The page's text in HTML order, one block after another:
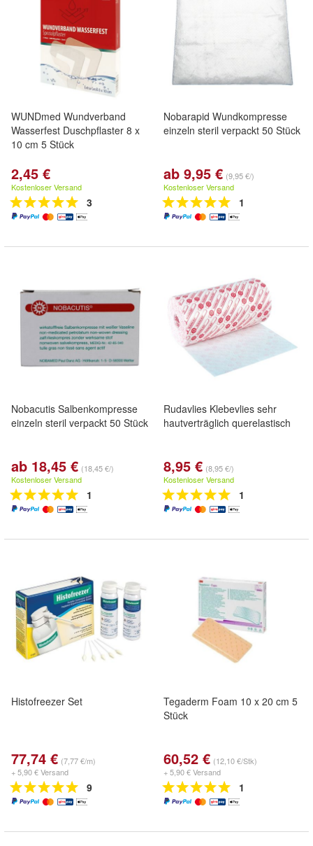
WUNDmed Wundverband
Wasserfest Duschpflaster 8 x
10 cm 5 Stück
2,45 €
Kostenloser Versand
3
Nobarapid Wundkompresse
einzeln steril verpackt 50 Stück
ab 9,95 € (9,95 €/)
Kostenloser Versand
1
Nobacutis Salbenkompresse
einzeln steril verpackt 50 Stück
ab 18,45 € (18,45 €/)
Kostenloser Versand
1
Rudavlies Klebevlies sehr
hautverträglich querelastisch
8,95 € (8,95 €/)
Kostenloser Versand
1
Histofreezer Set
77,74 € (7,77 €/m)
+ 5,90 € Versand
9
Tegaderm Foam 10 x 20 cm 5
Stück
60,52 € (12,10 €/Stk)
+ 5,90 € Versand
1